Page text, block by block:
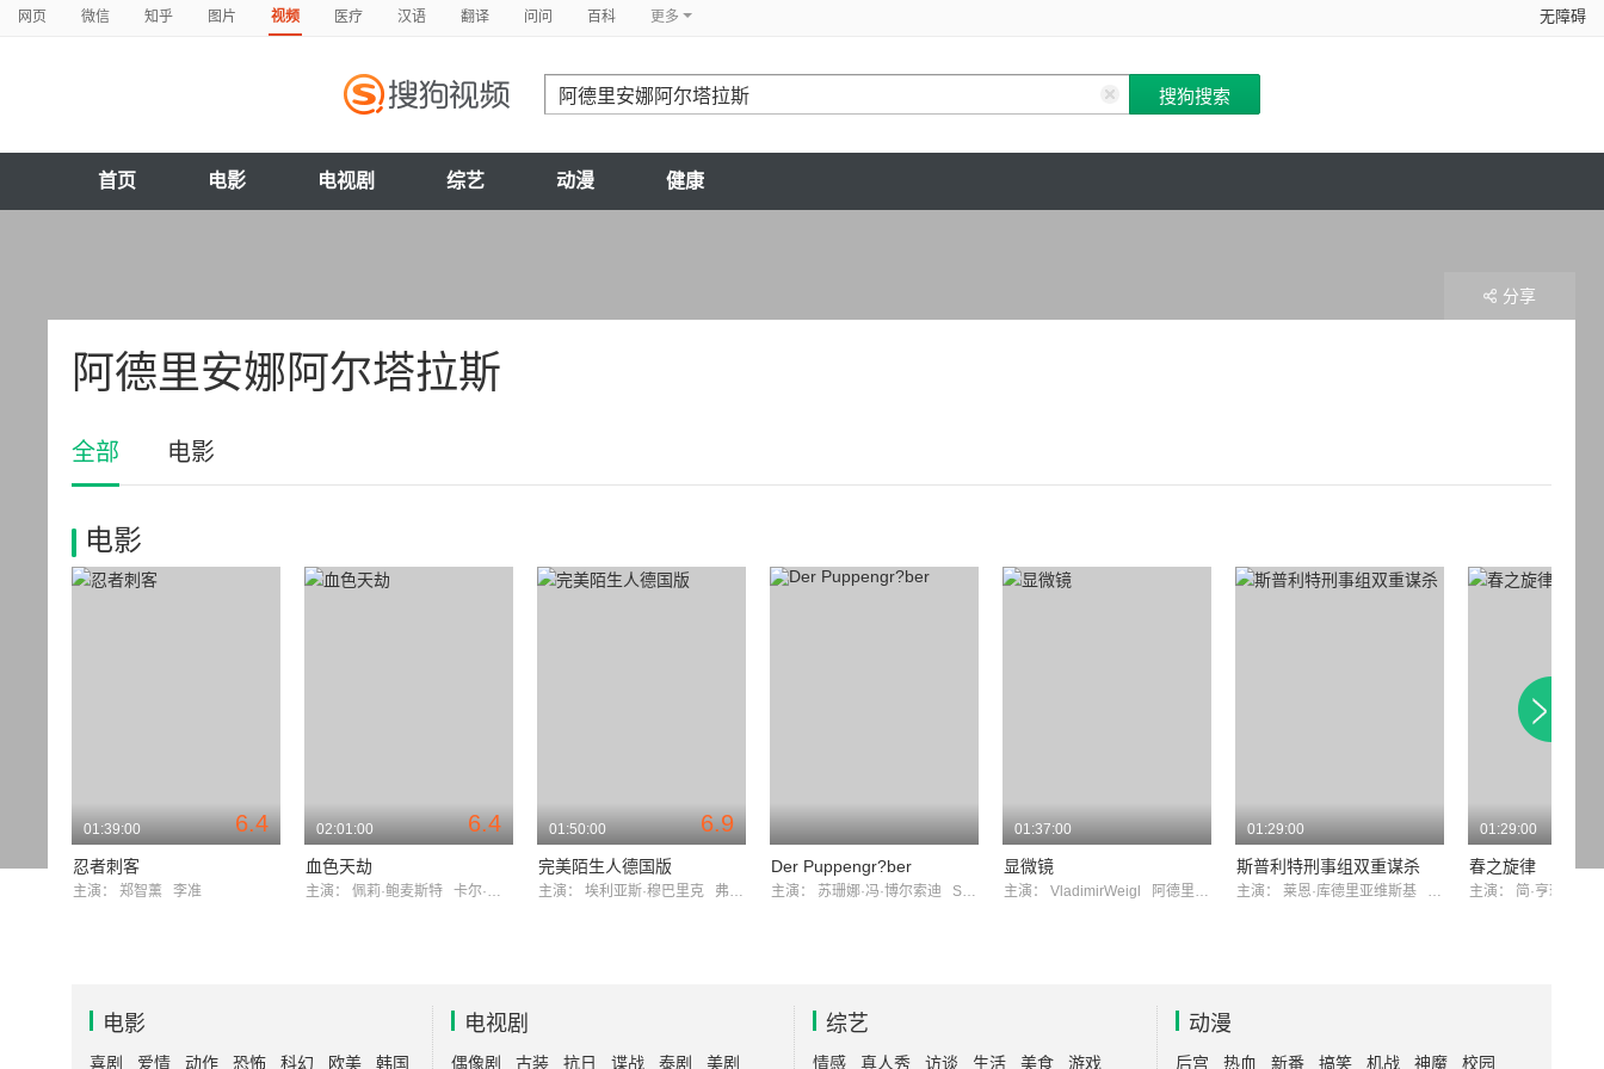
网页 微信 知乎 图片 视频 医疗 汉语 翻译 问问 百科 更多 无障碍
首页 电影 电视剧 综艺 动漫 健康
阿德里安娜阿尔塔拉斯
分享
全部 电影
电影
6.4
01:39:00
忍者刺客
主演： 郑智薰 李准
6.4
02:01:00
血色天劫
主演： 佩莉·鲍麦斯特 卡尔·安东·科赫
6.9
01:50:00
完美陌生人德国版
主演： 埃利亚斯·穆巴里克 弗洛里安·大卫·菲茨
Der Puppengr?ber
主演： 苏珊娜·冯·博尔索迪 SvenHnig
01:37:00
显微镜
主演： VladimirWeigl 阿德里安娜·阿尔塔拉斯
01:29:00
斯普利特刑事组双重谋杀
主演： 莱恩·库德里亚维斯基 卡西姆·霍查
01:29:00
春之旋律
主演： 简·亨瑞克·
电影
喜剧 爱情 动作 恐怖 科幻 欧美 韩国
电视剧
偶像剧 古装 抗日 谍战 泰剧 美剧
综艺
情感 真人秀 访谈 生活 美食 游戏
动漫
后宫 热血 新番 搞笑 机战 神魔 校园